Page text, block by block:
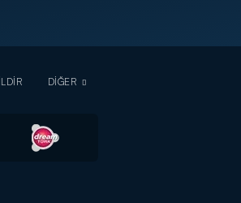
DİĞER